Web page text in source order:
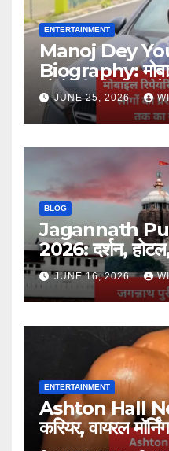
ENTERTAINMENT
Manoj Dey
Biography:
लोगों की प्रेरणा
JUNE 25, 2026
BLOG
Jagannath
2026: दर्शन,
जानकारी
JUNE 16, 2026
ENTERTAINMENT
Ashton Hall Net
करियर, वायरल